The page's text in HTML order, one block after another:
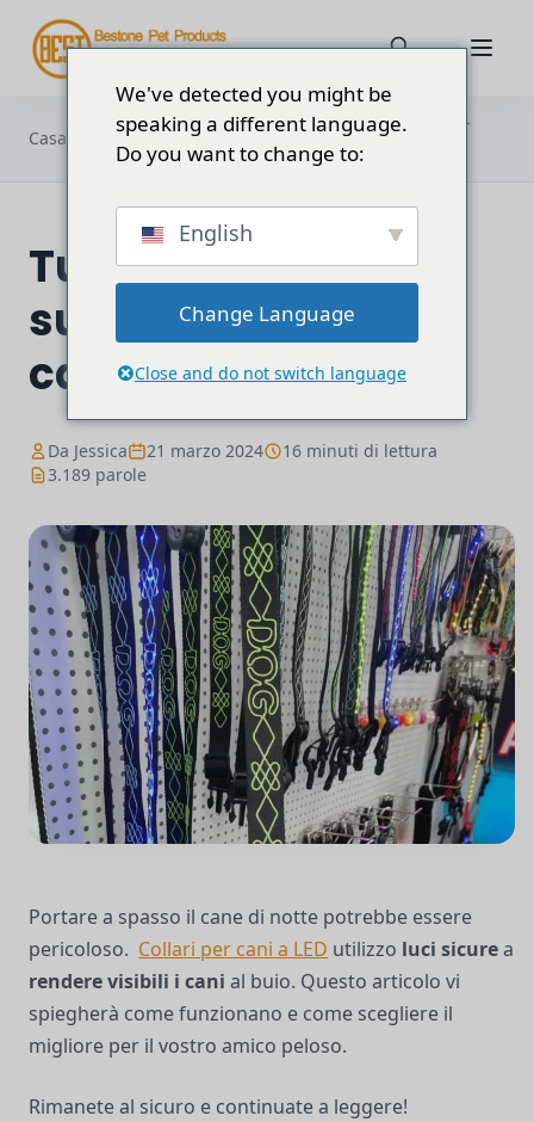
Casa Blog
Tutto sul collare e sulla pettorina per
cani a LED
Tutto sul collare e
sulla pettorina per
cani a LED
Da Jessica 21 marzo 2024
16 minuti di lettura
3.189 parole
Portare a spasso il cane di notte potrebbe essere
pericoloso. Collari per cani a LED utilizzo luci sicurea
rendere visibili i cani al buio. Questo articolo vi
spiegherà come funzionano e come scegliere il
migliore per il vostro amico peloso.
Rimanete al sicuro e continuate a leggere!
We've detected you might be
speaking a different language.
Do you want to change to:
English
Change Language
Close and do not switch language